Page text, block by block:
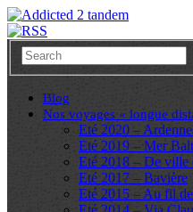
Blog
Nos voyages « longue
Eté 2020 –
Eté 2019 – Mer
Eté 2018 – De ville
Eté 2017 – Bavière
Eté 2015 – Au fil de